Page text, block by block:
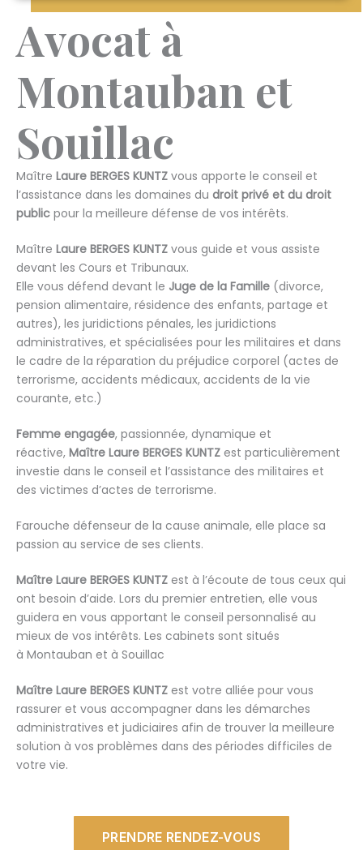
Avocat à
Montauban et
Souillac
Maître Laure BERGES KUNTZ vous apporte le conseil et
l’assistance dans les domaines du droit privé et du droit
public pour la meilleure défense de vos intérêts.
Maître Laure BERGES KUNTZ vous guide et vous assiste
devant les Cours et Tribunaux.
Elle vous défend devant le Juge de la Famille (divorce,
pension alimentaire, résidence des enfants, partage et
autres), les juridictions pénales, les juridictions
administratives, et spécialisées pour les militaires et dans
le cadre de la réparation du préjudice corporel (actes de
terrorisme, accidents médicaux, accidents de la vie
courante, etc.)
Femme engagée, passionnée, dynamique et
réactive, Maître Laure BERGES KUNTZ est particulièrement
investie dans le conseil et l’assistance des militaires et
des victimes d’actes de terrorisme.
Farouche défenseur de la cause animale, elle place sa
passion au service de ses clients.
Maître Laure BERGES KUNTZ est à l’écoute de tous ceux qui
ont besoin d’aide. Lors du premier entretien, elle vous
guidera en vous apportant le conseil personnalisé au
mieux de vos intérêts. Les cabinets sont situés
à Montauban et à Souillac
Maître Laure BERGES KUNTZ est votre alliée pour vous
rassurer et vous accompagner dans les démarches
administratives et judiciaires afin de trouver la meilleure
solution à vos problèmes dans des périodes difficiles de
votre vie.
PRENDRE RENDEZ-VOUS